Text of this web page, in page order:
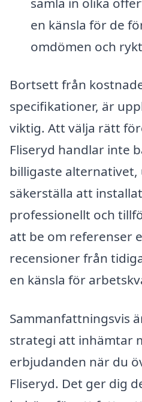
en känsla för de
omdömen och
Bortsett från
specifikationer, är
viktig. Att välja rätt
Fliseryd handlar inte
billigaste alternativet,
säkerställa att
professionellt och
att be om referenser
recensioner från
en känsla för
Sammanfattningsvis
strategi att inhämtar
erbjudanden när du
Fliseryd. Det ger dig